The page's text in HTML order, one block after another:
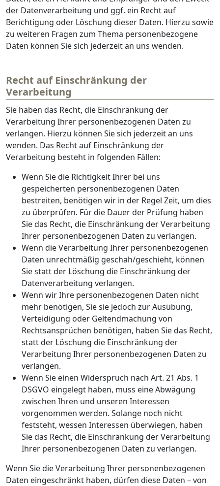
der Datenverarbeitung und ggf. ein Recht auf
Berichtigung oder Löschung dieser Daten. Hierzu sowie
zu weiteren Fragen zum Thema personenbezogene
Daten können Sie sich jederzeit an uns wenden.
Recht auf Einschränkung der
Verarbeitung
Sie haben das Recht, die Einschränkung der
Verarbeitung Ihrer personenbezogenen Daten zu
verlangen. Hierzu können Sie sich jederzeit an uns
wenden. Das Recht auf Einschränkung der
Verarbeitung besteht in folgenden Fällen:
Wenn Sie die Richtigkeit Ihrer bei uns
gespeicherten personenbezogenen Daten
bestreiten, benötigen wir in der Regel Zeit, um dies
zu überprüfen. Für die Dauer der Prüfung haben
Sie das Recht, die Einschränkung der Verarbeitung
Ihrer personenbezogenen Daten zu verlangen.
Wenn die Verarbeitung Ihrer personenbezogenen
Daten unrechtmäßig geschah/geschieht, können
Sie statt der Löschung die Einschränkung der
Datenverarbeitung verlangen.
Wenn wir Ihre personenbezogenen Daten nicht
mehr benötigen, Sie sie jedoch zur Ausübung,
Verteidigung oder Geltendmachung von
Rechtsansprüchen benötigen, haben Sie das Recht,
statt der Löschung die Einschränkung der
Verarbeitung Ihrer personenbezogenen Daten zu
verlangen.
Wenn Sie einen Widerspruch nach Art. 21 Abs. 1
DSGVO eingelegt haben, muss eine Abwägung
zwischen Ihren und unseren Interessen
vorgenommen werden. Solange noch nicht
feststeht, wessen Interessen überwiegen, haben
Sie das Recht, die Einschränkung der Verarbeitung
Ihrer personenbezogenen Daten zu verlangen.
Wenn Sie die Verarbeitung Ihrer personenbezogenen
Daten eingeschränkt haben, dürfen diese Daten – von